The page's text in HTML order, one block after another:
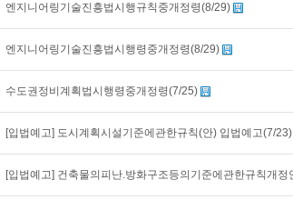
엔지니어링기술진흥법시행규칙중개정령(8/29)
엔지니어링기술진흥법시행령중개정령(8/29)
수도권정비계획법시행령중개정령(7/25)
[입법예고] 도시계획시설기준에관한규칙(안) 입법예고(7/23)